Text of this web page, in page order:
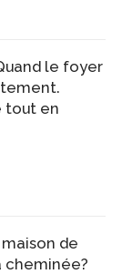
le foyer
tout en
de
cheminée?